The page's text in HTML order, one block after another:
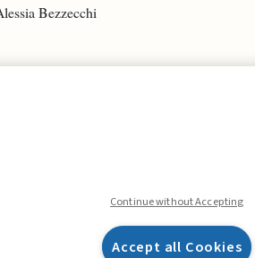
Bezzecchi
Continue without Accepting
Accept all Cookies